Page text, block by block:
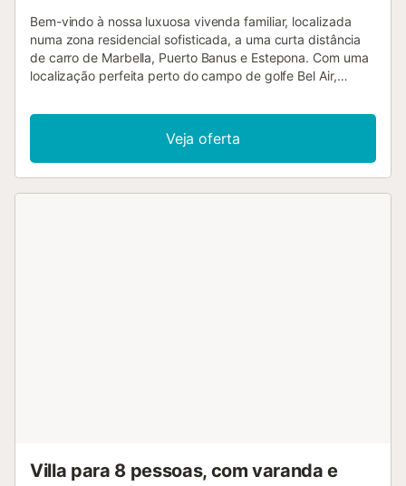
Bem-vindo à nossa luxuosa vivenda familiar, localizada
numa zona residencial sofisticada, a uma curta distância
de carro de Marbella, Puerto Banus e Estepona. Com uma
localização perfeita perto do campo de golfe Bel Air,
vivenda oferece conveniência e tranquilidade. Por favor,
note que esta propriedade tem um requisito de idade
mínima de 50 anos para reservas. É estritamente para
famílias, e grupos jovens não são permitidos. A vivenda
praia, centros comer...
Veja oferta
Villa para 8 pessoas, com varanda e